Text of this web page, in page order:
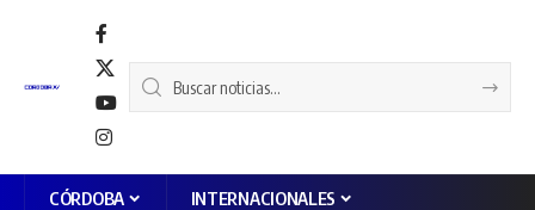
CÓRDOBA INTERNACIONALES